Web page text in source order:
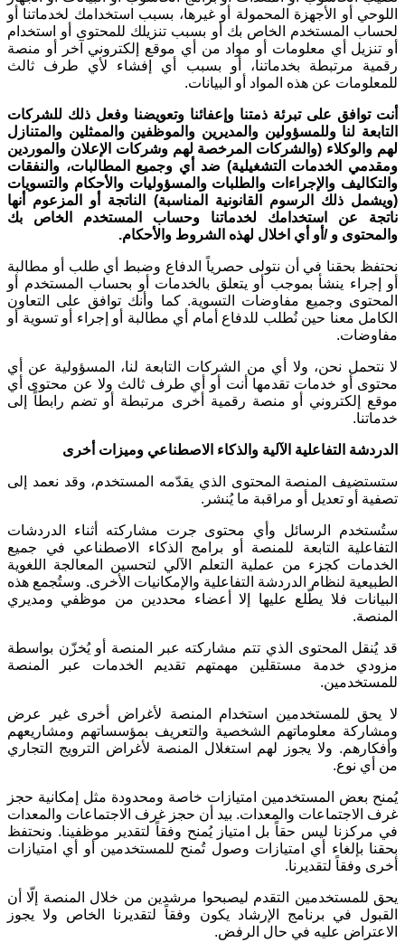
اللوحي أو الأجهزة المحمولة أو غيرها، بسبب استخدامك لخدماتنا أو
لحساب المستخدم الخاص بك أو بسبب تنزيلك للمحتوى أو استخدام
أو تنزيل أي معلومات أو مواد من أي موقع إلكتروني آخر أو منصة
رقمية مرتبطة بخدماتنا، أو بسبب أي إفشاء لأي طرف ثالث
للمعلومات عن هذه المواد أو البيانات.
أنت توافق على تبرئة ذمتنا وإعفائنا وتعويضنا وفعل ذلك للشركات
التابعة لنا وللمسؤولين والمديرين والموظفين والممثلين والمتنازل
لهم والوكلاء (والشركات المرخصة لهم وشركات الإعلان والموردين
ومقدمي الخدمات التشغيلية) ضد أي وجميع المطالبات، والنفقات
والتكاليف والإجراءات والطلبات والمسؤوليات والأحكام والتسويات
(ويشمل ذلك الرسوم القانونية المناسبة) الناتجة أو المزعوم أنها
ناتجة عن استخدامك لخدماتنا وحساب المستخدم الخاص بك
والمحتوى و /أو أي اخلال لهذه الشروط والأحكام.
نحتفظ بحقنا في أن نتولى حصرياً الدفاع وضبط أي طلب أو مطالبة
أو إجراء ينشأ بموجب أو يتعلق بالخدمات أو بحساب المستخدم أو
المحتوى وجميع مفاوضات التسوية. كما وأنك توافق على التعاون
الكامل معنا حين نُطلب للدفاع أمام أي مطالبة أو إجراء أو تسوية أو
مفاوضات.
لا نتحمل نحن، ولا أي من الشركات التابعة لنا، المسؤولية عن أي
محتوى أو خدمات تقدمها أنت أو أي طرف ثالث ولا عن محتوى أي
موقع إلكتروني أو منصة رقمية أخرى مرتبطة أو تضم رابطاً إلى
خدماتنا.
الدردشة التفاعلية الآلية والذكاء الاصطناعي وميزات أخرى
ستستضيف المنصة المحتوى الذي يقدّمه المستخدم، وقد نعمد إلى
تصفية أو تعديل أو مراقبة ما يُنشر .
ستُستخدم الرسائل وأي محتوى جرت مشاركته أثناء الدردشات
التفاعلية التابعة للمنصة أو برامج الذكاء الاصطناعي في جميع
الخدمات كجزء من عملية التعلم الآلي لتحسين المعالجة اللغوية
الطبيعية لنظام الدردشة التفاعلية والإمكانيات الأخرى. وستُجمع هذه
البيانات فلا يطّلع عليها إلا أعضاء محددين من موظفي ومديري
المنصة.
قد يُنقل المحتوى الذي تتم مشاركته عبر المنصة أو يُخزّن بواسطة
مزودي خدمة مستقلين مهمتهم تقديم الخدمات عبر المنصة
للمستخدمين.
لا يحق للمستخدمين استخدام المنصة لأغراض أخرى غير عرض
ومشاركة معلوماتهم الشخصية والتعريف بمؤسساتهم ومشاريعهم
وأفكارهم. ولا يجوز لهم استغلال المنصة لأغراض الترويج التجاري
من أي نوع.
يُمنح بعض المستخدمين امتيازات خاصة ومحدودة مثل إمكانية حجز
غرف الاجتماعات والمعدات. بيد أن حجز غرف الاجتماعات والمعدات
في مركزنا ليس حقاً بل امتياز يُمنح وفقاً لتقدير موظفينا. ونحتفظ
بحقنا بإلغاء أي امتيازات وصول تُمنح للمستخدمين أو أي امتيازات
أخرى وفقاً لتقديرنا.
يحق للمستخدمين التقدم ليصبحوا مرشدين من خلال المنصة إلّا أن
القبول في برنامج الإرشاد يكون وفقاً لتقديرنا الخاص ولا يجوز
الاعتراض عليه في حال الرفض.